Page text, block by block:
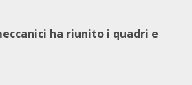
ha riunito i quadri e